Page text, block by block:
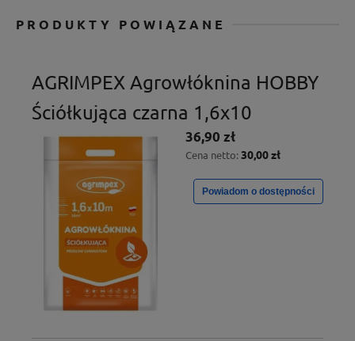
PRODUKTY POWIĄZANE
AGRIMPEX Agrowłóknina HOBBY
Ściółkująca czarna 1,6x10
36,90 zł
Cena netto: 30,00 zł
Powiadom o dostępności